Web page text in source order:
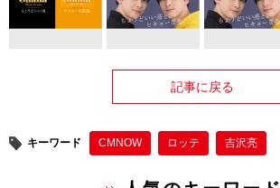
記事に戻る
キーワード CMNOW ロッテ 吉沢亮